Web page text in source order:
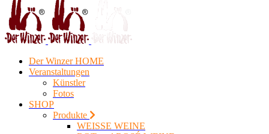
Der Winzer HOME
Veranstaltungen
Künstler
Fotos
SHOP
Produkte
WEISSE WEINE